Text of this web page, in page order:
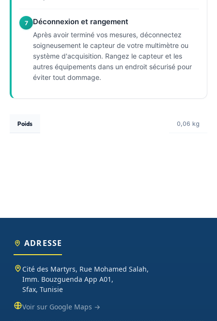
7 Déconnexion et rangement
Après avoir terminé vos mesures, déconnectez
soigneusement le capteur de votre multimètre ou
système d'acquisition. Rangez le capteur et les
autres équipements dans un endroit sécurisé pour
éviter tout dommage.
Poids 0,06 kg
ADRESSE
Cité des Martyrs, Rue Mohamed Salah,
Imm. Bouzguenda App A01,
Sfax, Tunisie
Voir sur Google Maps →